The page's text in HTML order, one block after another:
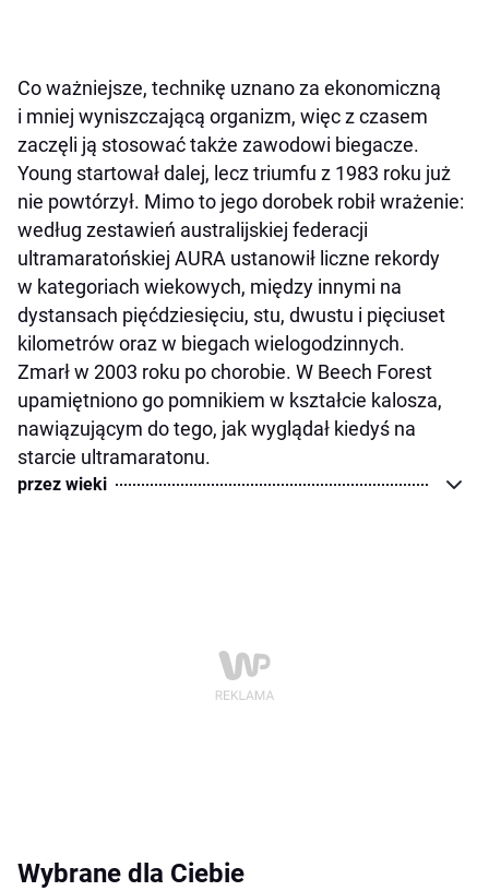
Co ważniejsze, technikę uznano za ekonomiczną
i mniej wyniszczającą organizm, więc z czasem
zaczęli ją stosować także zawodowi biegacze.
Young startował dalej, lecz triumfu z 1983 roku już
nie powtórzył. Mimo to jego dorobek robił wrażenie:
według zestawień australijskiej federacji
ultramaratońskiej AURA ustanowił liczne rekordy
w kategoriach wiekowych, między innymi na
dystansach pięćdziesięciu, stu, dwustu i pięciuset
kilometrów oraz w biegach wielogodzinnych.
Zmarł w 2003 roku po chorobie. W Beech Forest
upamiętniono go pomnikiem w kształcie kalosza,
nawiązującym do tego, jak wyglądał kiedyś na
starcie ultramaratonu.
przez wieki
Wybrane dla Ciebie